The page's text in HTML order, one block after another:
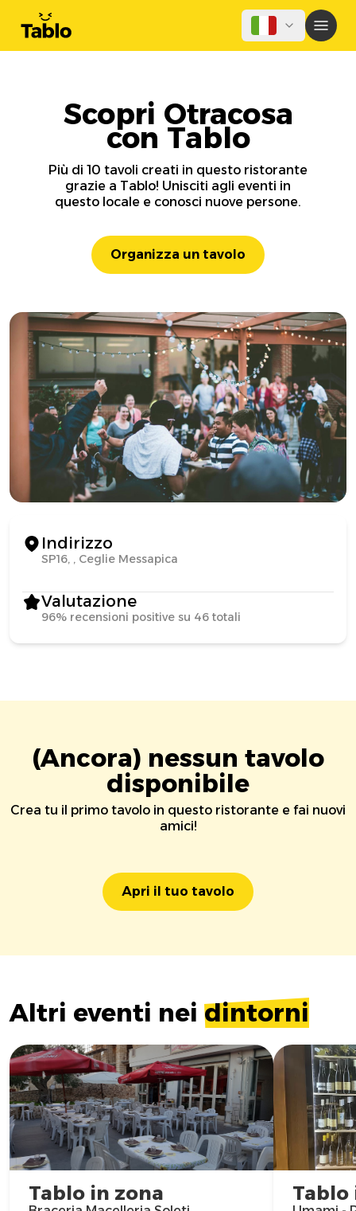
Scopri Otracosa
con Tablo
Più di 10 tavoli creati in questo ristorante
grazie a Tablo! Unisciti agli eventi in
questo locale e conosci nuove persone.
Organizza un tavolo
Indirizzo
SP16, , Ceglie Messapica
Valutazione
96% recensioni positive su 46 totali
(Ancora) nessun tavolo
disponibile
Crea tu il primo tavolo in questo ristorante e fai nuovi
amici!
Apri il tuo tavolo
Altri eventi nei dintorni
Tablo in zona Tablo